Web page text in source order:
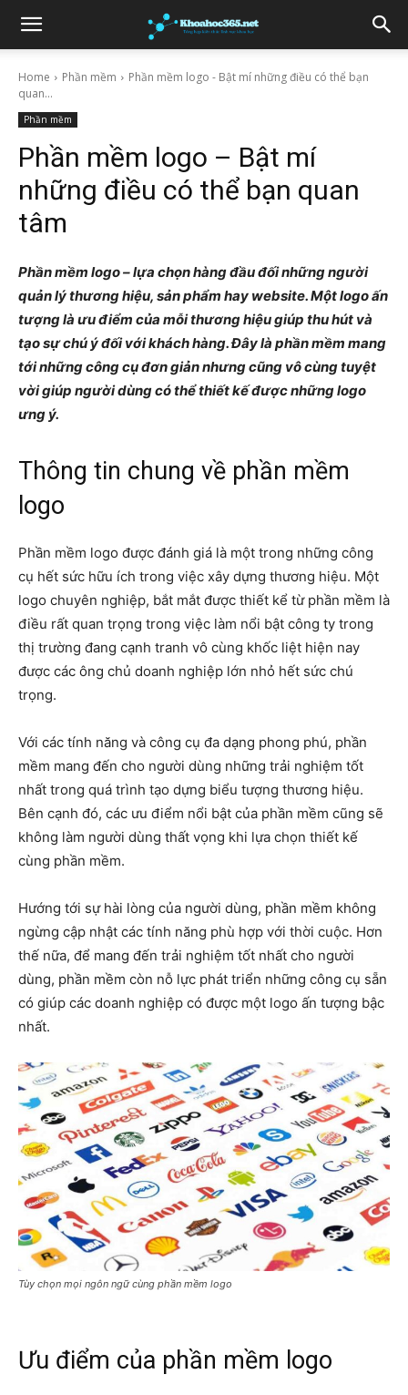
Home Phần mềm
Phần mềm logo - Bật mí những điều có thể bạn
quan...
Phần mềm
Phần mềm logo – Bật mí
những điều có thể bạn quan
tâm
Phần mềm logo – lựa chọn hàng đầu đối những người
quản lý thương hiệu, sản phẩm hay website. Một logo ấn
tượng là ưu điểm của mỗi thương hiệu giúp thu hút và
tạo sự chú ý đối với khách hàng. Đây là phần mềm mang
tới những công cụ đơn giản nhưng cũng vô cùng tuyệt
vời giúp người dùng có thể thiết kế được những logo
ưng ý.
Thông tin chung về phần mềm
logo
Phần mềm logo được đánh giá là một trong những công
cụ hết sức hữu ích trong việc xây dựng thương hiệu. Một
logo chuyên nghiệp, bắt mắt được thiết kể từ phần mềm là
điều rất quan trọng trong việc làm nổi bật công ty trong
thị trường đang cạnh tranh vô cùng khốc liệt hiện nay
được các ông chủ doanh nghiệp lớn nhỏ hết sức chú
trọng.
Với các tính năng và công cụ đa dạng phong phú, phần
mềm mang đến cho người dùng những trải nghiệm tốt
nhất trong quá trình tạo dựng biểu tượng thương hiệu.
Bên cạnh đó, các ưu điểm nổi bật của phần mềm cũng sẽ
không làm người dùng thất vọng khi lựa chọn thiết kế
cùng phần mềm.
Hướng tới sự hài lòng của người dùng, phần mềm không
ngừng cập nhật các tính năng phù hợp với thời cuộc. Hơn
thế nữa, để mang đến trải nghiệm tốt nhất cho người
dùng, phần mềm còn nỗ lực phát triển những công cụ sẵn
có giúp các doanh nghiệp có được một logo ấn tượng bậc
nhất.
Tùy chọn mọi ngôn ngữ cùng phần mềm logo
Ưu điểm của phần mềm logo